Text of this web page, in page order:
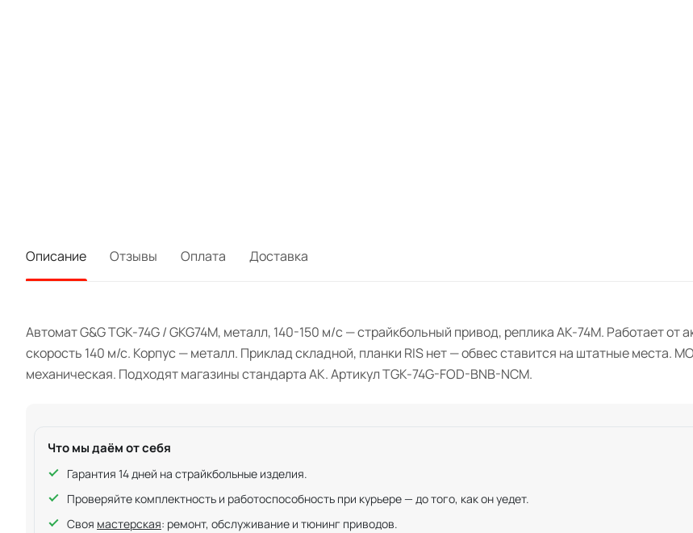
Описание Отзывы Оплата Доставка
Автомат G&G TGK-74G / GKG74M, металл, 140-150 м/c — страйкбольный привод, реплика АК-74М. Работает от
скорость 140 м/с. Корпус — металл. Приклад складной, планки RIS нет — обвес ставится на штатные места.
механическая. Подходят магазины стандарта АК. Артикул TGK-74G-FOD-BNB-NCM.
Что мы даём от себя
Гарантия 14 дней на страйкбольные изделия.
Проверяйте комплектность и работоспособность при курьере — до того, как он уедет.
Своя мастерская: ремонт, обслуживание и тюнинг приводов.